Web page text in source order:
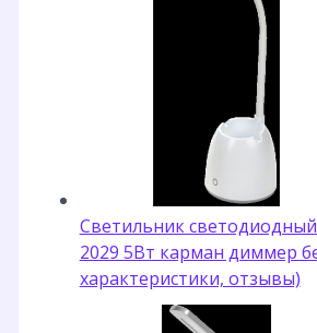
Светильник
2029 5Вт карман диммер
характеристики, отзывы)